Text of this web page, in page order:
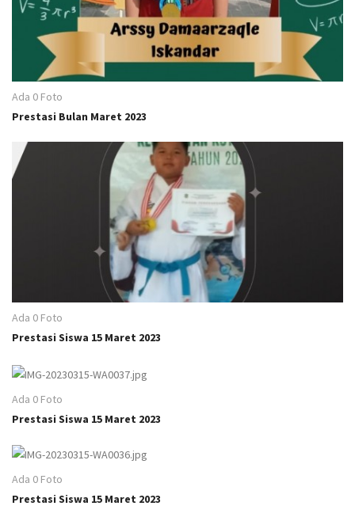
Ada 0 Foto
Prestasi Bulan Maret 2023
Ada 0 Foto
Prestasi Siswa 15 Maret 2023
Ada 0 Foto
Prestasi Siswa 15 Maret 2023
Ada 0 Foto
Prestasi Siswa 15 Maret 2023